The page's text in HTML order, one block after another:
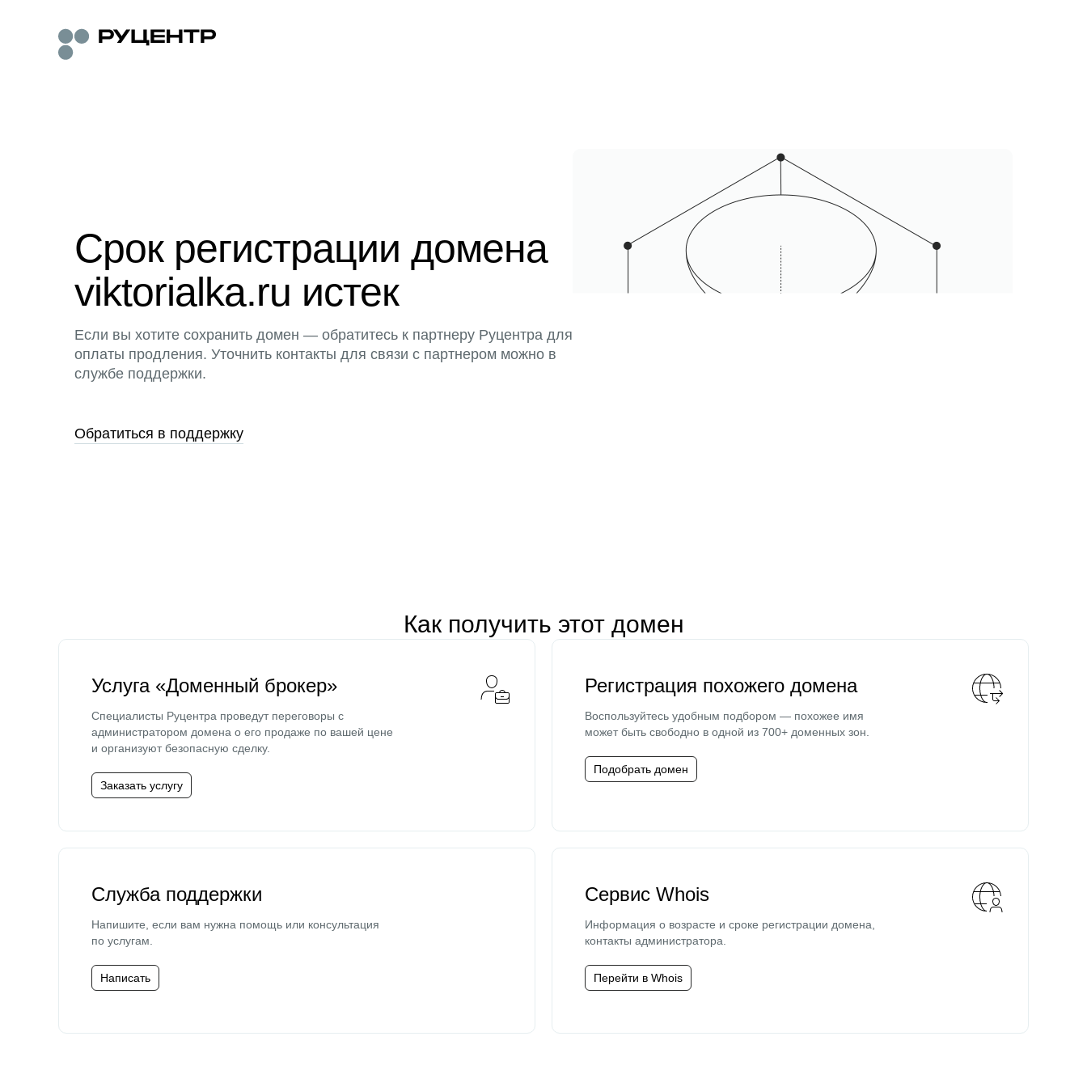
Срок регистрации домена
viktorialka.ru истек
Если вы хотите сохранить домен — обратитесь к партнеру Руцентра для
оплаты продления. Уточнить контакты для связи с партнером можно в
службе поддержки.
Обратиться в поддержку
Как получить этот домен
Услуга «Доменный брокер»
Специалисты Руцентра проведут переговоры с
администратором домена о его продаже по вашей цене
и организуют безопасную сделку.
Заказать услугу
Регистрация похожего домена
Воспользуйтесь удобным подбором — похожее имя
может быть свободно в одной из 700+ доменных зон.
Подобрать домен
Служба поддержки
Напишите, если вам нужна помощь или консультация
по услугам.
Написать
Сервис Whois
Информация о возрасте и сроке регистрации домена,
контакты администратора.
Перейти в Whois